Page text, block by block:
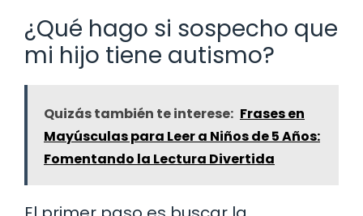
¿Qué hago si sospecho que
mi hijo tiene autismo?
Quizás también te interese: Frases en
Mayúsculas para Leer a Niños de 5 Años:
Fomentando la Lectura Divertida